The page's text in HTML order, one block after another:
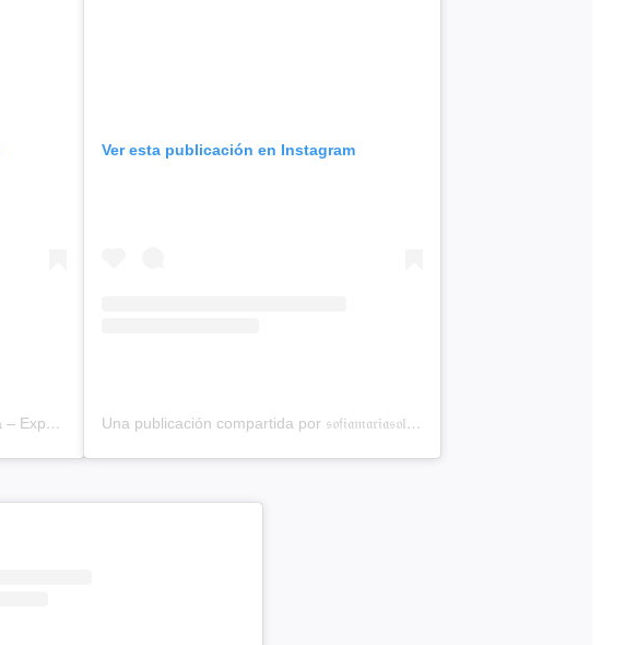
Una publicación compartida por Mica – Experta en Gestión del Tiempo - Ayuda para estudiantes (@amigadeltiempo)
Ver esta publicación en Instagram
Una publicación compartida por 𝔰𝔬𝔣𝔦𝔞𝔪𝔞𝔯𝔦𝔞𝔰𝔬𝔩𝔞<3 (@soffiasolaa)